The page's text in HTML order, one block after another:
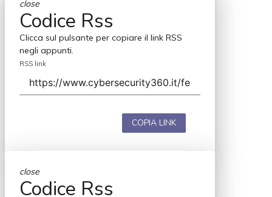
close
Codice Rss
Clicca sul pulsante per copiare il link RSS
negli appunti.
RSS link
COPIA LINK
close
Codice Rss